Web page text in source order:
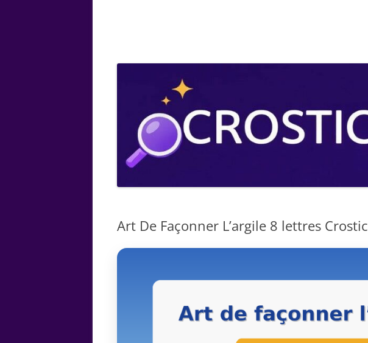
Art De Façonner L’argile 8 lettres Crostic